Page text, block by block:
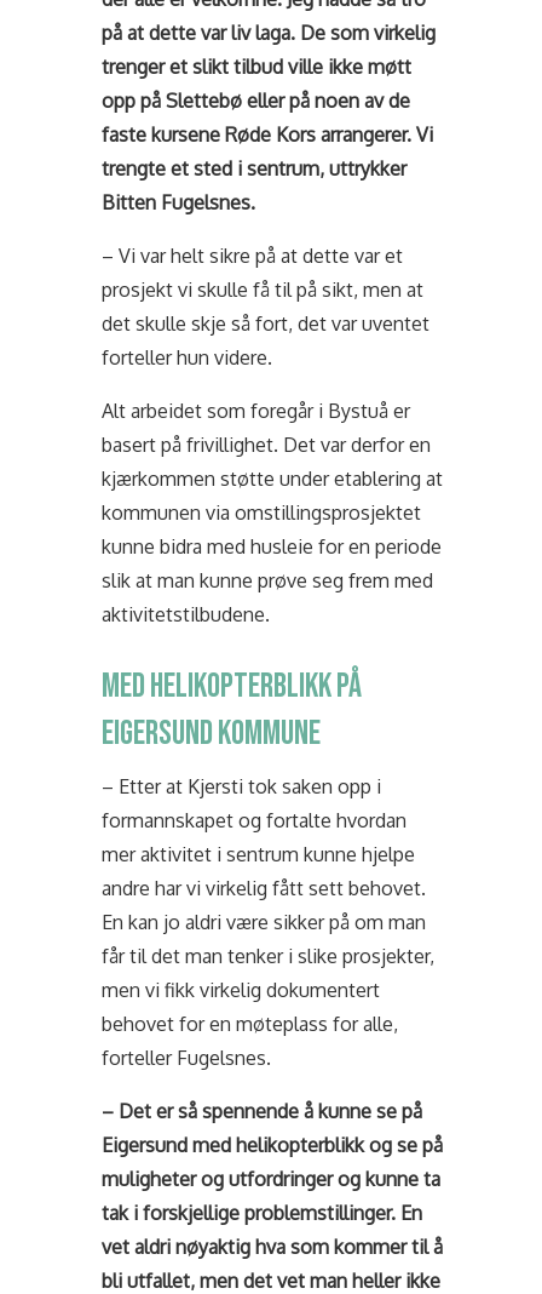
på at dette var liv laga. De som virkelig
trenger et slikt tilbud ville ikke møtt
opp på Slettebø eller på noen av de
faste kursene Røde Kors arrangerer. Vi
trengte et sted i sentrum, uttrykker
Bitten Fugelsnes.
– Vi var helt sikre på at dette var et
prosjekt vi skulle få til på sikt, men at
det skulle skje så fort, det var uventet
forteller hun videre.
Alt arbeidet som foregår i Bystuå er
basert på frivillighet. Det var derfor en
kjærkommen støtte under etablering at
kommunen via omstillingsprosjektet
kunne bidra med husleie for en periode
slik at man kunne prøve seg frem med
aktivitetstilbudene.
MED HELIKOPTERBLIKK PÅ
EIGERSUND KOMMUNE
– Etter at Kjersti tok saken opp i
formannskapet og fortalte hvordan
mer aktivitet i sentrum kunne hjelpe
andre har vi virkelig fått sett behovet.
En kan jo aldri være sikker på om man
får til det man tenker i slike prosjekter,
men vi fikk virkelig dokumentert
behovet for en møteplass for alle,
forteller Fugelsnes.
– Det er så spennende å kunne se på
Eigersund med helikopterblikk og se på
muligheter og utfordringer og kunne ta
tak i forskjellige problemstillinger. En
vet aldri nøyaktig hva som kommer til å
bli utfallet, men det vet man heller ikke